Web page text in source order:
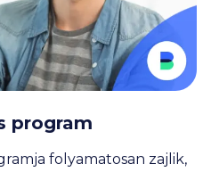
program
folyamatosan zajlik,